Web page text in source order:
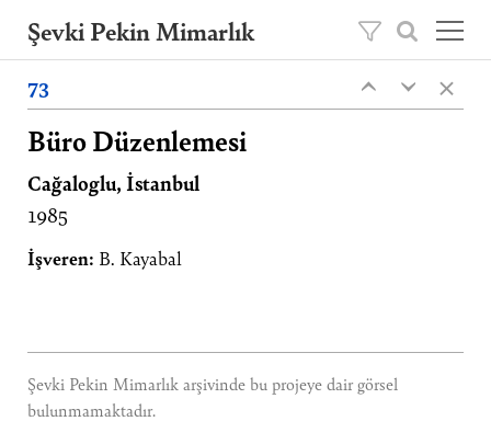
Şevki Pekin Mimarlık
mimarlık ofisini, 2020 yılından itibaren oğlu
Ömer Pekin yönetmektedir.
Projeler
Hakkımızda
Yayınlar
73 ‹
‹ ×
Büro Düzenlemesi
Cağaloglu, İstanbul
1985
İşveren: B. Kayabal
Şevki Pekin Mimarlık arşivinde bu projeye dair görsel
bulunmamaktadır.